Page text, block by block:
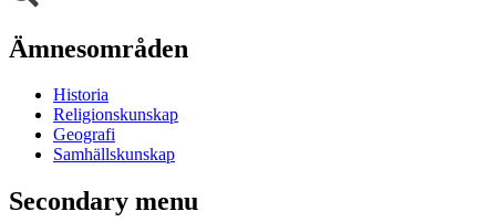
Ämnesområden
Historia
Religionskunskap
Geografi
Samhällskunskap
Secondary menu